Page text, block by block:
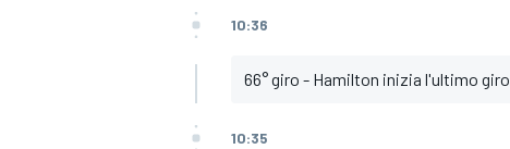
10:36
66° giro - Hamilton inizia l'ultimo giro
10:35